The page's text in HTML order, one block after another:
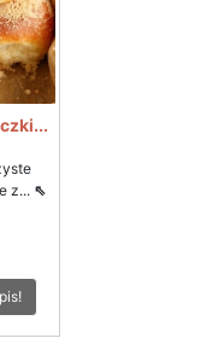
z... ⇖